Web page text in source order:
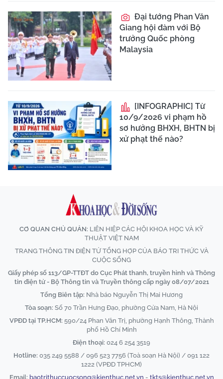
Đại tướng Phan Văn
Giang hội đàm với Bộ
trưởng Quốc phòng
Malaysia
[INFOGRAPHIC] Từ
10/9/2026 vi phạm hồ
sơ hưởng BHXH, BHTN bị
xử phạt thế nào?
CƠ QUAN CHỦ QUẢN: LIÊN HIỆP CÁC HỘI KHOA HỌC VÀ KỸ
THUẬT VIỆT NAM
TRANG THÔNG TIN ĐIỆN TỬ TỔNG HỢP CỦA BÁO TRI THỨC VÀ
CUỘC SỐNG
Giấy phép số 113/GP-TTĐT do Cục Phát thanh, truyền hình và Thông
tin điện tử - Bộ Thông tin và Truyền thông cấp ngày 08/07/2021
Tổng Biên tập: Nhà báo Nguyễn Thị Mai Hương
Tòa soạn: Số 70 Trần Hưng Đạo, phường Cửa Nam, Hà Nội
VPĐD tại TP.HCM: 590/24 Phan Văn Trị, phường Hạnh Thông, Thành
phố Hồ Chí Minh
Điện thoại: 024 6 254 3519
Hotline: 035 249 5588 / 096 523 7756 (Toà soạn Hà Nội) / 091 122
1222 (VPĐD TPHCM)
Email: baotrithuccuocsong@kienthuc.net.vn - tkts@kienthuc.net.vn